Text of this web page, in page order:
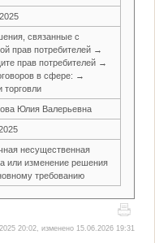
связанные с
прав потребителей →
прав потребителей →
в сфере: →
торговли
Юлия Валерьевна
несущественная
или изменение решения
требованию
20:02, изменено 15.06.2026 19:31